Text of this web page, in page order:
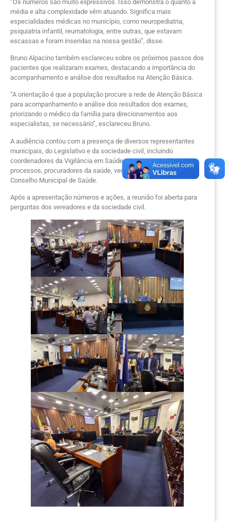
“Os números são muito expressivos. Isso demonstra o quanto a
média e alta complexidade vêm atuando. Significa mais
especialidades médicas no município, como neuropediatria,
psiquiatria infantil, reumatologia, entre outras, que estavam
escassas e foram inseridas na nossa gestão”, disse.
Bruno Alpacino também esclareceu sobre os próximos passos dos
pacientes que realizaram exames, destacando a importância do
acompanhamento e análise dos resultados na Atenção Básica.
“A orientação é que a população procure a rede de Atenção Básica
para acompanhamento e análise dos resultados dos exames,
priorizando o médico da família para direcionamentos aos
especialistas, se necessário”, esclareceu Bruno.
A audiência contou com a presença de diversos representantes
municipais, do Legislativo e da sociedade civil, incluindo
coordenadores da Vigilância em Saúde, supervisores de
processos, procuradores da saúde, vereadores e integrantes do
Conselho Municipal de Saúde.
Após a apresentação números e ações, a reunião foi aberta para
perguntas dos vereadores e da sociedade civil.